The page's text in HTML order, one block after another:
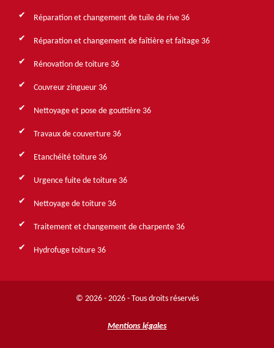
Réparation et changement de tuile de rive 36
Réparation et changement de faîtière et faîtage 36
Rénovation de toiture 36
Couvreur zingueur 36
Nettoyage et pose de gouttière 36
Travaux de couverture 36
Etanchéité toiture 36
Urgence fuite de toiture 36
Nettoyage de toiture 36
Traitement et changement de charpente 36
Hydrofuge toiture 36
© 2026 - 2026 - Tous droits réservés
Mentions légales